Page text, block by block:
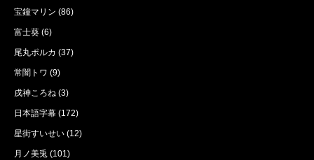
宝鐘マリン (86)
富士葵 (6)
尾丸ポルカ (37)
常闇トワ (9)
戌神ころね (3)
日本語字幕 (172)
星街すいせい (12)
月ノ美兎 (101)